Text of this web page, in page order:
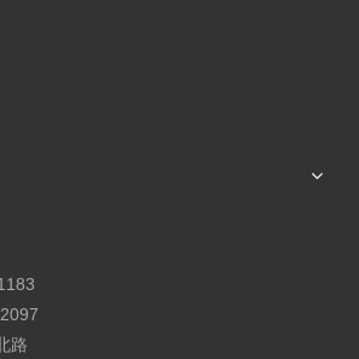
卖方的所有产品。备件供应方式与前者相
殊设计要求。
一年内可免费提供给客户，并且
邮件，电话和远程视频诊断解决。用户必
除图片和视频。
一年内出现严重的质量问题
最终接受日期。卖方将派遣技术人员对其进
供免费的技术咨询以及备件和技术人员
路